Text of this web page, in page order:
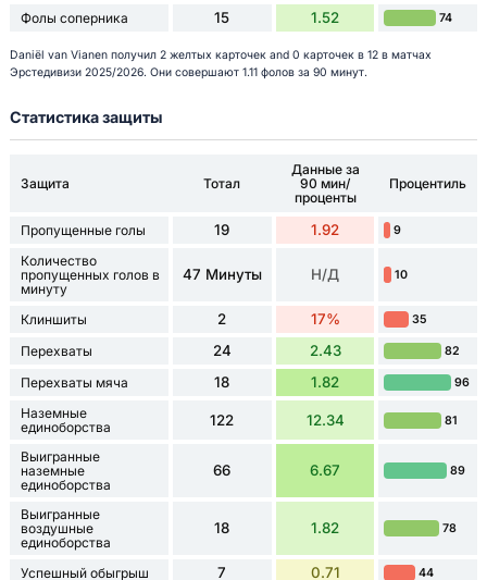
Фолы соперника 15 1.52 74
Daniël van Vianen получил 2 желтых карточек and 0 карточек в 12 в матчах
Эрстедивизи 2025/2026. Они совершают 1.11 фолов за 90 минут.
Статистика защиты
Защита Тотал
Данные за
90 мин/
проценты
Процентиль
Пропущенные голы 19 1.92 9
Количество
пропущенных голов в
минуту
47 Минуты Н/Д 10
Клиншиты 2 17% 35
Перехваты 24 2.43 82
Перехваты мяча 18 1.82 96
Наземные
единоборства
122 12.34 81
Выигранные
наземные
единоборства
66 6.67 89
Выигранные
воздушные
единоборства
18 1.82 78
Успешный обыгрыш 7 0.71 44